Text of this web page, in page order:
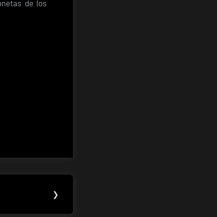
de los
❯